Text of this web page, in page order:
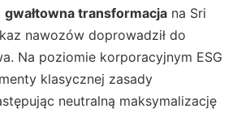
gwałtowna transformacja na Sri
nawozów doprowadził do
Na poziomie korporacyjnym ESG
klasycznej zasady
neutralną maksymalizację